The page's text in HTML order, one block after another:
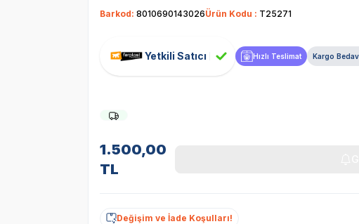
Barkod: 8010690143026Ürün Kodu : T25271
Yetkili Satıcı Hızlı Teslimat Kargo
1.500,00
TL
Değişim ve İade Koşulları!